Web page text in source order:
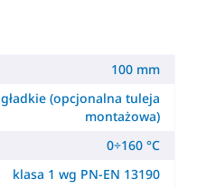
100 mm
gładkie (opcjonalna tuleja
montażowa)
0÷160 °C
klasa 1 wg PN-EN 13190